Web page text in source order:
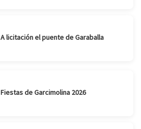
A licitación el puente de Garaballa
Fiestas de Garcimolina 2026